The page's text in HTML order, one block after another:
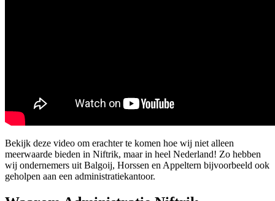
Bekijk deze video om erachter te komen hoe wij niet alleen
meerwaarde bieden in Niftrik, maar in heel Nederland! Zo hebben
wij ondernemers uit Balgoij, Horssen en Appeltern bijvoorbeeld ook
geholpen aan een administratiekantoor.